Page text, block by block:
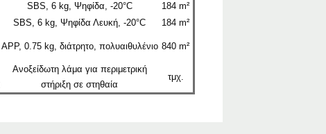
SBS, 6 kg, Ψηφίδα, -20°C
184 m²
SBS, 6 kg, Ψηφίδα Λευκή, -20°C 184 m²
APP, 0.75 kg, διάτρητο, πολυαιθυλένιο 840 m²
Ανοξείδωτη λάμα για περιμετρική
στήριξη σε στηθαία
τμχ.